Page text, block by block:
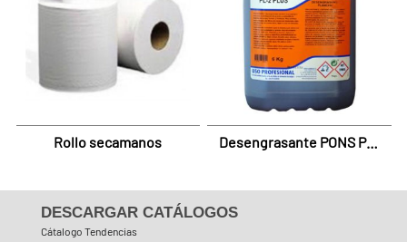
Rollo secamanos
Desengrasante PONS PL-
DESCARGAR CATÁLOGOS
Cátalogo Tendencias